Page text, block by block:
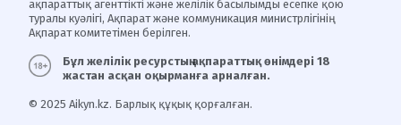
ақпараттық агенттікті және желілік басылымды есепке қою
туралы куәлігі, Ақпарат және коммуникация министрлігінің
Ақпарат комитетімен берілген.
Бұл желілік ресурстың ақпараттық өнімдері 18
жастан асқан оқырманға арналған.
© 2025 Aikyn.kz. Барлық құқық қорғалған.